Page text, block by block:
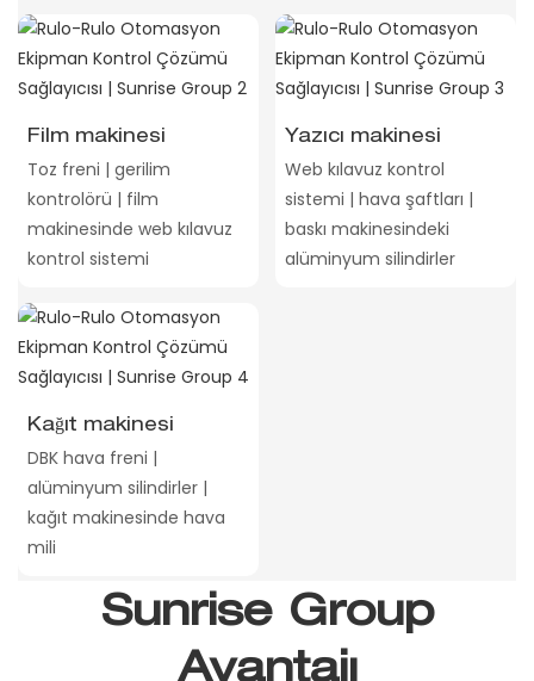
Film makinesi
Toz freni | gerilim
kontrolörü | film
makinesinde web kılavuz
kontrol sistemi
Yazıcı makinesi
Web kılavuz kontrol
sistemi | hava şaftları |
baskı makinesindeki
alüminyum silindirler
Kağıt makinesi
DBK hava freni |
alüminyum silindirler |
kağıt makinesinde hava
mili
Sunrise Group